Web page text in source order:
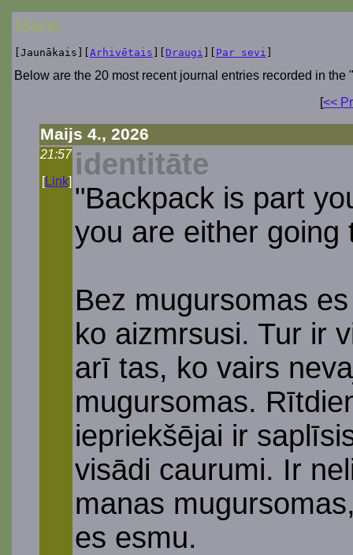
Mans
[Jaunākais][Arhivētais ][ Draugi ][ Par sevi ]
Below are the 20 most recent journal entries recorded in the "
[<<
Maijs 4., 2026
21:57
[Link]
identitāte
"Backpack is part
you are either going
Bez mugursomas
ko aizmrsusi. Tur ir
arī tas, ko vairs
mugursomas.
iepriekšējai ir
visādi caurumi. Ir
manas
es esmu.